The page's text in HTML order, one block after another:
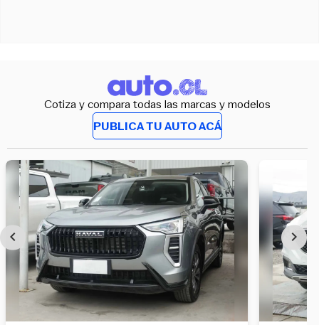
Cotiza y compara todas las marcas y modelos
PUBLICA TU AUTO ACÁ